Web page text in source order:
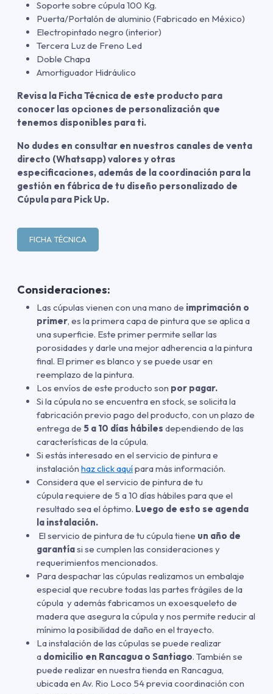
Soporte sobre cúpula 100 Kg.
Puerta/Portalón de aluminio (Fabricado en México)
Electropintado negro (interior)
Tercera Luz de Freno Led
Doble Chapa
Amortiguador Hidráulico
Revisa la Ficha Técnica de este producto para
conocer las opciones de personalización que
tenemos disponibles para ti.
No dudes en consultar en nuestros canales de venta
directo (Whatsapp) valores y otras
especificaciones, además de la coordinación para la
gestión en fábrica de tu diseño personalizado de
Cúpula para Pick Up.
FICHA TÉCNICA
Consideraciones:
Las cúpulas vienen con una mano de imprimación o
primer, es la primera capa de pintura que se aplica a
una superficie. Este primer permite sellar las
porosidades y darle una mejor adherencia a la pintura
final. El primer es blanco y se puede usar en
reemplazo de la pintura.
Los envíos de este producto son por pagar.
Si la cúpula no se encuentra en stock, se solicita la
fabricación previo pago del producto, con un plazo de
entrega de 5 a 10 días hábiles dependiendo de las
características de la cúpula.
Si estás interesado en el servicio de pintura e
instalación haz click aquípara más información.
Considera que el servicio de pintura de tu
cúpula requiere de 5 a 10 días hábiles para que el
resultado sea el óptimo. Luego de esto se agenda
la instalación.
El servicio de pintura de tu cúpula tiene un año de
garantíasi se cumplen las consideraciones y
requerimientos mencionados.
Para despachar las cúpulas realizamos un embalaje
especial que recubre todas las partes frágiles de la
cúpula y además fabricamos un exoesqueleto de
madera que asegura la cúpula y nos permite reducir al
mínimo la posibilidad de daño en el trayecto.
La instalación de las cúpulas se puede realizar
a domicilio en Rancagua o Santiago. También se
puede realizar en nuestra tienda en Rancagua,
ubicada en Av. Rio Loco 54 previa coordinación con